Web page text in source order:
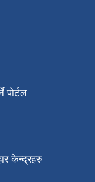
पोर्टल
केन्द्रहरु